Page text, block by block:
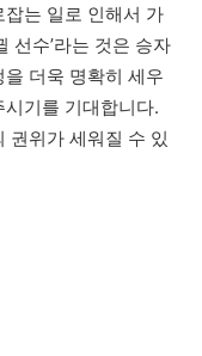
는 일로 인해서 가
선수’라는 것은 승자
더욱 명확히 세우
기를 기대합니다.
권위가 세워질 수 있